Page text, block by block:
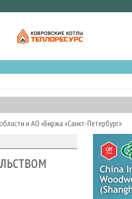
и АО «Биржа «Санкт-Петербург»